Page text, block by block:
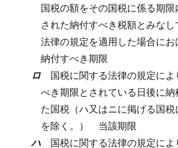
国税の額をその国税に係る期
された納付すべき税額とみな
法律の規定を適用した場合に
納付すべき期限
ロ 国税に関する法律の規定に
べき期限とされている日後に
た国税（ハ又はニに掲げる国
を除く。）
当該期限
ハ 国税に関する法律の規定に